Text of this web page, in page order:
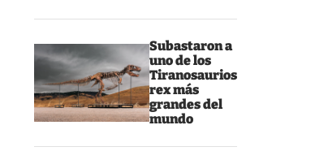
Subastaron a
uno de los
Tiranosaurios
rex más
grandes del
mundo